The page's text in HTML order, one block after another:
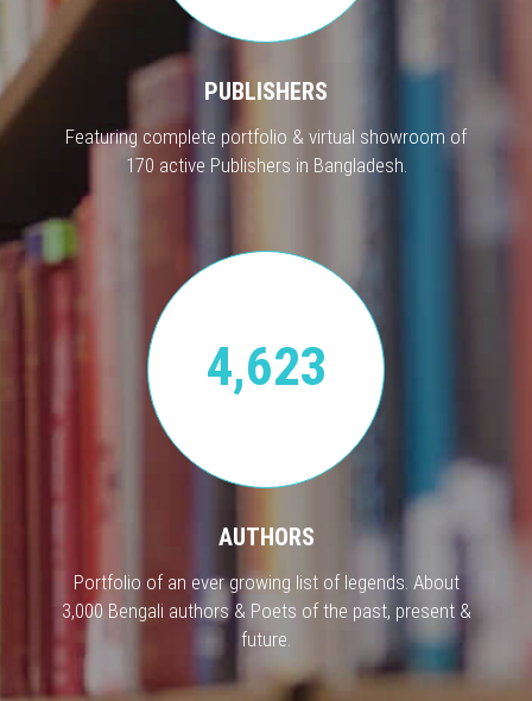
PUBLISHERS
Featuring complete portfolio & virtual showroom of
170 active Publishers in Bangladesh.
4,623
AUTHORS
Portfolio of an ever growing list of legends. About
3,000 Bengali authors & Poets of the past, present &
future.